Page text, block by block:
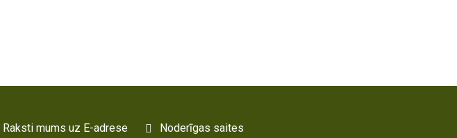
Raksti mums uz E-adrese Noderīgas saites